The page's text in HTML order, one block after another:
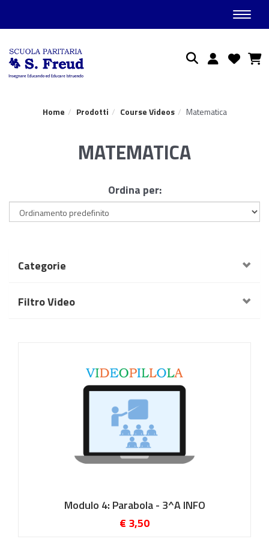
Ricerca
Home Prodotti Course Videos Matematica
MATEMATICA
Ordina per:
Categorie
Filtro Video
Modulo 4: Parabola - 3^A INFO
€ 3,50